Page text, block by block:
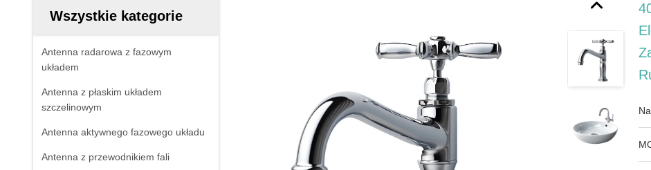
Wszystkie kategorie
Antenna radarowa z fazowym
układem
Antenna z płaskim układem
szczelinowym
Antenna aktywnego fazowego układu
Antenna z przewodnikiem fali